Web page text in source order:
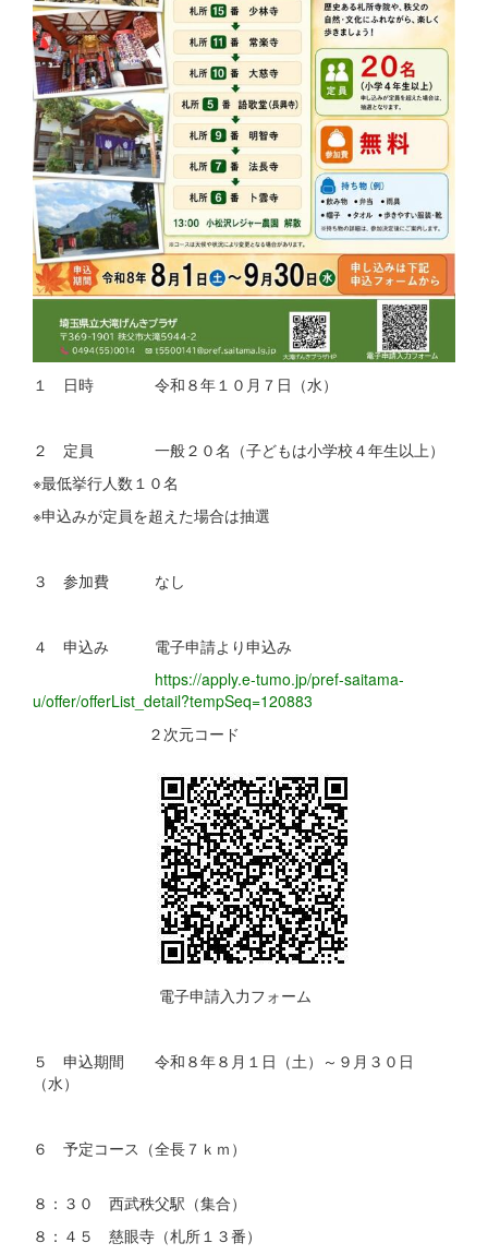
１ 日時 令和８年１０月７日（水）
２ 定員 一般２０名（子どもは小学校４年生以上）
※最低挙行人数１０名
※申込みが定員を超えた場合は抽選
３ 参加費 なし
４ 申込み 電子申請より申込み
https://apply.e-tumo.jp/pref-saitama-
u/offer/offerList_detail?tempSeq=120883
２次元コード
電子申請入力フォーム
５ 申込期間 令和８年８月１日（土）～９月３０日
（水）
６ 予定コース（全長７ｋｍ）
８：３０ 西武秩父駅（集合）
８：４５ 慈眼寺（札所１３番）